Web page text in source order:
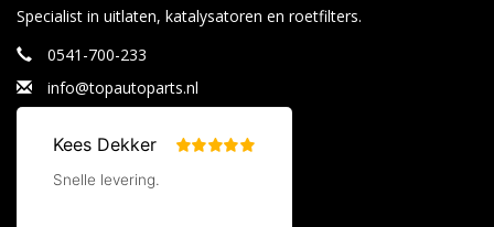
Specialist in uitlaten, katalysatoren en roetfilters.
0541-700-233
info@topautoparts.nl